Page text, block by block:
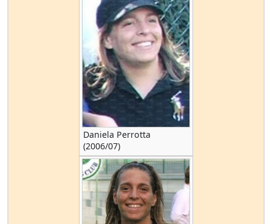
Daniela Perrotta
(2006/07)